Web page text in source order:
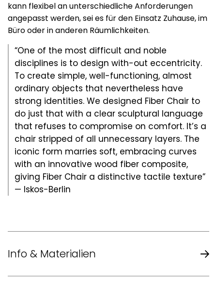
kann flexibel an unterschiedliche Anforderungen
angepasst werden, sei es für den Einsatz Zuhause, im
Büro oder in anderen Räumlichkeiten.
“One of the most difficult and noble
disciplines is to design with-out eccentricity.
To create simple, well-functioning, almost
ordinary objects that nevertheless have
strong identities. We designed Fiber Chair to
do just that with a clear sculptural language
that refuses to compromise on comfort. It’s a
chair stripped of all unnecessary layers. The
iconic form marries soft, embracing curves
with an innovative wood fiber composite,
giving Fiber Chair a distinctive tactile texture”
— Iskos-Berlin
Info & Materialien